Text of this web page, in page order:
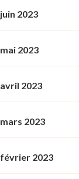
juin 2023
mai 2023
avril 2023
mars 2023
février 2023